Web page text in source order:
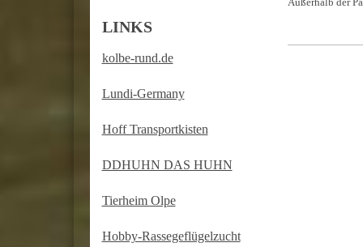
LINKS
kolbe-rund.de
Lundi-Germany
Hoff Transportkisten
DDHUHN DAS HUHN
Tierheim Olpe
Hobby-Rassegeflügelzucht